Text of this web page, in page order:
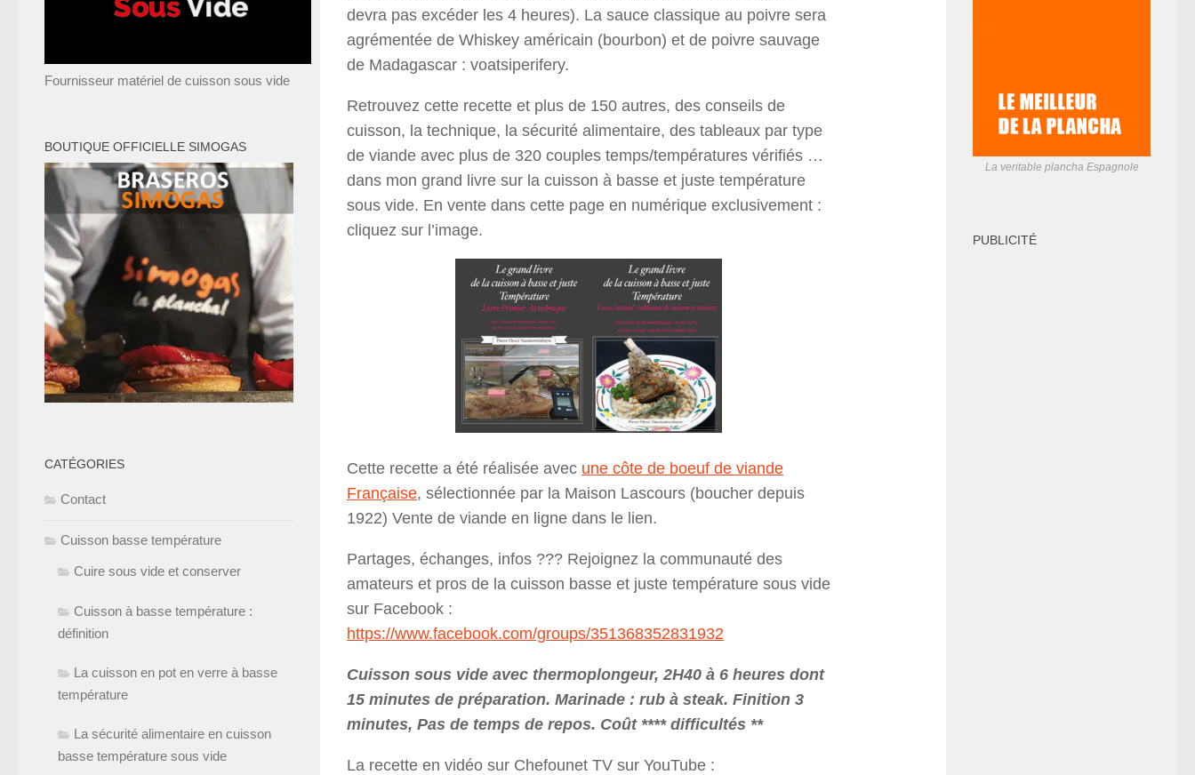
devra pas excéder les 4 heures). La sauce classique au poivre sera
agrémentée de Whiskey américain (bourbon) et de poivre sauvage
de Madagascar : voatsiperifery.
Retrouvez cette recette et plus de 150 autres, des conseils de
cuisson, la technique, la sécurité alimentaire, des tableaux par type
de viande avec plus de 320 couples temps/températures vérifiés …
dans mon grand livre sur la cuisson à basse et juste température
sous vide. En vente dans cette page en numérique exclusivement :
cliquez sur l’image.
Cette recette a été réalisée avec une côte de boeuf de viande
Française, sélectionnée par la Maison Lascours (boucher depuis
1922) Vente de viande en ligne dans le lien.
Partages, échanges, infos ??? Rejoignez la communauté des
amateurs et pros de la cuisson basse et juste température sous vide
sur Facebook :
https://www.facebook.com/groups/351368352831932
Cuisson sous vide avec thermoplongeur, 2H40 à 6 heures dont
15 minutes de préparation. Marinade : rub à steak. Finition 3
minutes, Pas de temps de repos. Coût **** difficultés **
La recette en vidéo sur Chefounet TV sur YouTube :
Fournisseur matériel de cuisson sous vide
BOUTIQUE OFFICIELLE SIMOGAS
CATÉGORIES
Contact
Cuisson basse température
Cuire sous vide et conserver
Cuisson à basse température :
définition
La cuisson en pot en verre à basse
température
La sécurité alimentaire en cuisson
basse température sous vide
La veritable plancha Espagnole
PUBLICITÉ